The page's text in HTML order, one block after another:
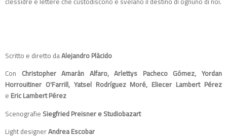
Scritto e diretto daAlejandro Plàcido
Con Christopher Amarán Alfaro, Arlettys Pacheco Gómez, Yordan
Horrouitiner O'Farrill, Yatsel Rodríguez Moré, Eliecer Lambert Pérez
e Eric Lambert Pérez
Scenografie Siegfried Preisner e Studiobazart
Light designerAndrea Escobar